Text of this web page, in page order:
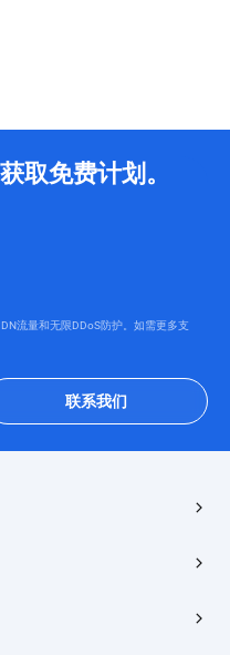
取免费计划。
流量和无限DDoS防护。如需更多支
联系我们